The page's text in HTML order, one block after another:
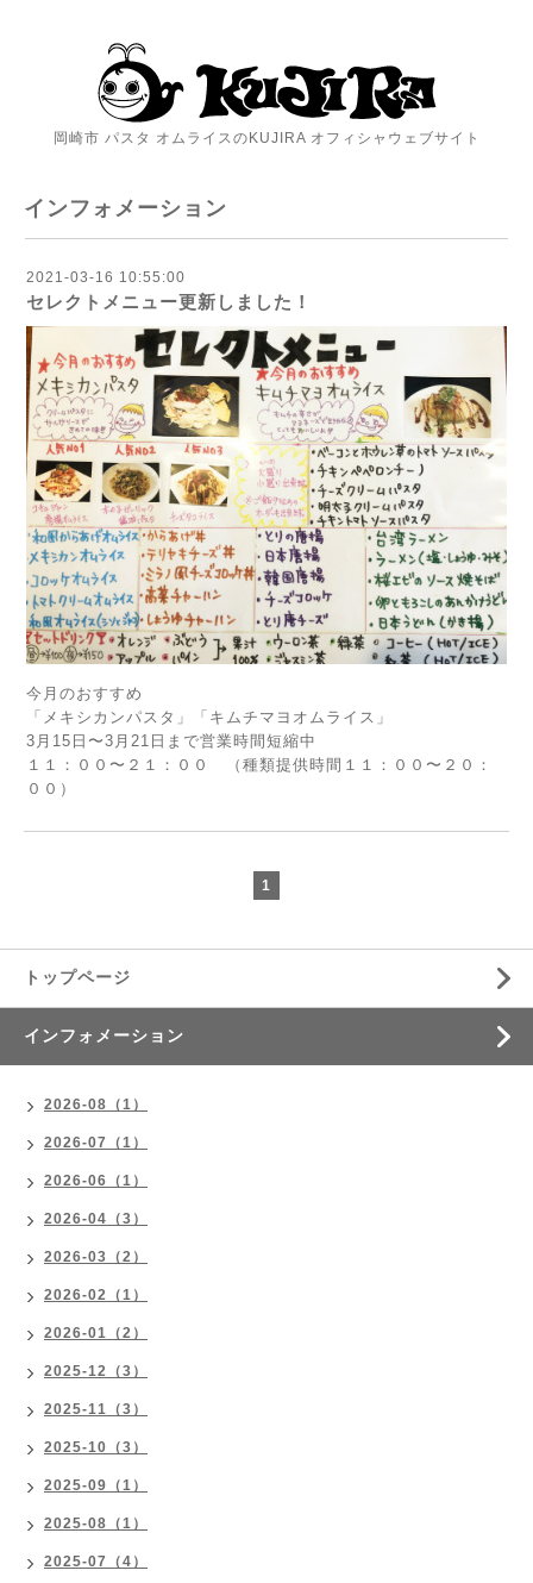
岡崎市 パスタ オムライスのKUJIRA オフィシャウェブサイト
インフォメーション
2021-03-16 10:55:00
セレクトメニュー更新しました！
今月のおすすめ
「メキシカンパスタ」「キムチマヨオムライス」
3月15日〜3月21日まで営業時間短縮中
１１：００〜２１：００ （種類提供時間１１：００〜２０：
００）
1
トップページ
インフォメーション
2026-08（1）
2026-07（1）
2026-06（1）
2026-04（3）
2026-03（2）
2026-02（1）
2026-01（2）
2025-12（3）
2025-11（3）
2025-10（3）
2025-09（1）
2025-08（1）
2025-07（4）